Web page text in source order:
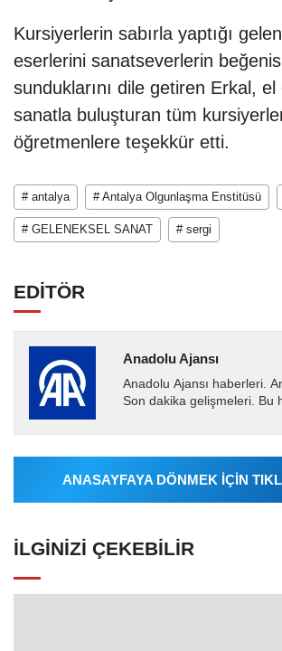
Kursiyerlerin sabırla yaptığı
eserlerini sanatseverlerin
sunduklarını dile getiren Erkal, el
sanatla buluşturan tüm
öğretmenlere teşekkür etti.
# antalya # Antalya Olgunlaşma Enstitüsü
# GELENEKSEL SANAT # sergi
EDİTÖR
Anadolu Ajansı
Anadolu Ajansı haberleri.
Son dakika gelişmeleri. Bu
Ajansı tarafından...
ANASAYFAYA DÖNMEK İÇİN
İLGINIZI ÇEKEBILIR